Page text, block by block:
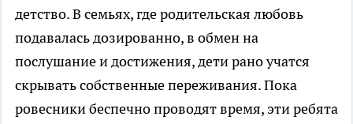
детство. В семьях, где родительская любовь
подавалась дозированно, в обмен на
послушание и достижения, дети рано учатся
скрывать собственные переживания. Пока
ровесники беспечно проводят время, эти ребята